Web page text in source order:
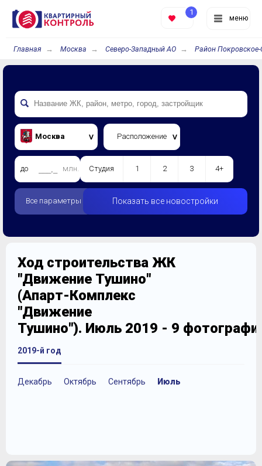
меню
1
Главная Москва Северо-Западный АО Район
Москва Расположение
до млн. Студия 1 2 3 4+
Все параметры Показать все новостройки
Ход строительства ЖК
"Движение Тушино"
(Апарт-Комплекс
"Движение
Тушино"). Июль 2019 - 9
2019-й год
Декабрь Октябрь Сентябрь Июль